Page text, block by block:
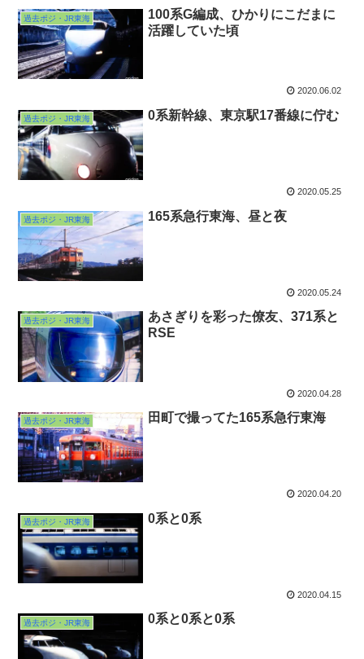
過去ポジ・JR東海
100系G編成、ひかりにこだまに
活躍していた頃
2020.06.02
過去ポジ・JR東海 0系新幹線、東京駅17番線に佇む
2020.05.25
過去ポジ・JR東海 165系急行東海、昼と夜
2020.05.24
過去ポジ・JR東海
あさぎりを彩った僚友、371系と
RSE
2020.04.28
過去ポジ・JR東海 田町で撮ってた165系急行東海
2020.04.20
過去ポジ・JR東海 0系と0系
2020.04.15
過去ポジ・JR東海 0系と0系と0系